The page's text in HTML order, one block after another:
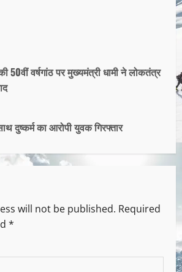
50वीं वर्षगांठ पर मुख्यमंत्री धामी ने लोकतंत्र
दुष्कर्म का आरोपी युवक गिरफ्तार
will not be published. Required
*